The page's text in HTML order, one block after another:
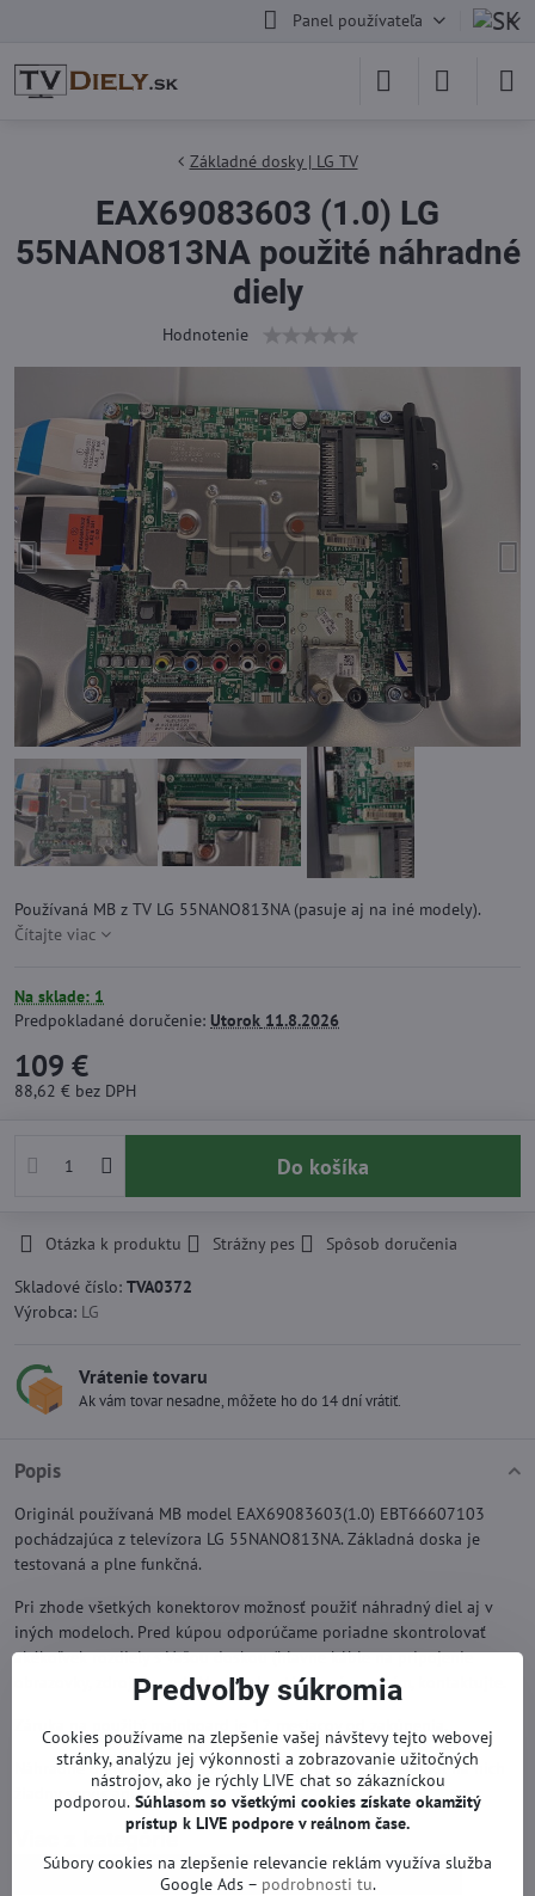
Panel používateľa
Základné dosky | LG TV
EAX69083603 (1.0) LG
55NANO813NA použité náhradné
diely
Hodnotenie
Používaná MB z TV LG 55NANO813NA (pasuje aj na iné modely).
Čítajte viac
Na sklade: 1
Predpokladané doručenie: Utorok 11.8.2026
109 €
88,62 € bez DPH
Do košíka
Otázka k produktu Strážny pes
Spôsob doručenia
Skladové číslo: TVA0372
Výrobca: LG
Vrátenie tovaru
Ak vám tovar nesadne, môžete ho do 14 dní vrátiť.
Popis
Originál používaná MB model EAX69083603(1.0) EBT66607103
pochádzajúca z televízora LG 55NANO813NA. Základná doska je
testovaná a plne funkčná.
Pri zhode všetkých konektorov možnosť použiť náhradný diel aj v
iných modeloch. Pred kúpou odporúčame poriadne skontrolovať
akékoľvek rozdiely s Vašou doskou (hlavne káble na pripojenie
obrazovky, zdroja a pod). V prípade otázok nás, prosím, kontaktujte.
Náhradné diely na TV LG sú funkčné od výroby. Neprebehol na nich
žiadny servis ani oprava.
Viac z kategórie
Náhradné diely | LG TV Základné dosky | LG TV
Predvoľby súkromia
Cookies používame na zlepšenie vašej návštevy tejto webovej
stránky, analýzu jej výkonnosti a zobrazovanie užitočných
nástrojov, ako je rýchly LIVE chat so zákazníckou
podporou. Súhlasom so všetkými cookies získate okamžitý
prístup k LIVE podpore v reálnom čase.
Súbory cookies na zlepšenie relevancie reklám využíva služba
Google Ads – podrobnosti tu.